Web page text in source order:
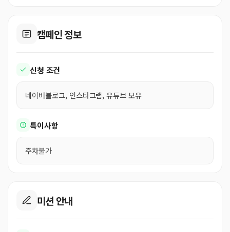
캠페인 정보
신청 조건
네이버블로그, 인스타그램, 유튜브 보유
특이사항
주차불가
미션 안내